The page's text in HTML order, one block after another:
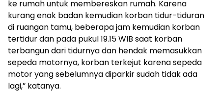
ke rumah untuk membereskan rumah. Karena
kurang enak badan kemudian korban tidur-tiduran
di ruangan tamu, beberapa jam kemudian korban
tertidur dan pada pukul 19.15 WIB saat korban
terbangun dari tidurnya dan hendak memasukkan
sepeda motornya, korban terkejut karena sepeda
motor yang sebelumnya diparkir sudah tidak ada
lagi,” katanya.